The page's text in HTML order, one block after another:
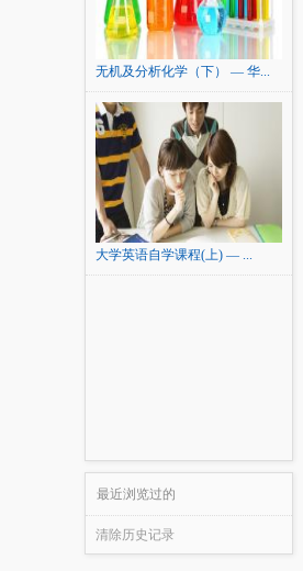
无机及分析化学（下） — 华...
大学英语自学课程(上) — ...
最近浏览过的
清除历史记录